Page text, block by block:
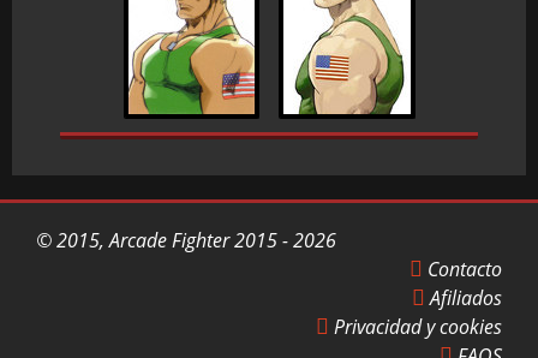
© 2015, Arcade Fighter 2015 - 2026
Contacto
Afiliados
Privacidad y cookies